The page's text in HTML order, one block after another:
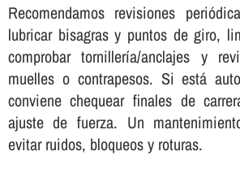
Recomendamos revisiones
lubricar bisagras y puntos de giro,
comprobar tornillería/anclajes y
muelles o contrapesos. Si está
conviene chequear finales de
ajuste de fuerza. Un
evitar ruidos, bloqueos y roturas.